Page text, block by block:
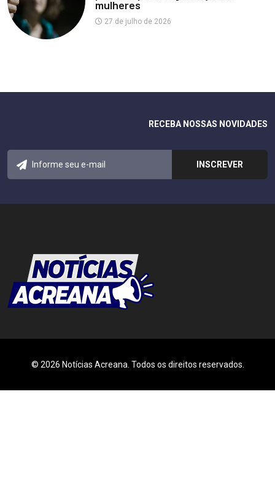
mulheres
27 de julho de 2026
RECEBA NOSSAS NOVIDADES
© 2026 Notícias Acreana. Todos os direitos reservados.